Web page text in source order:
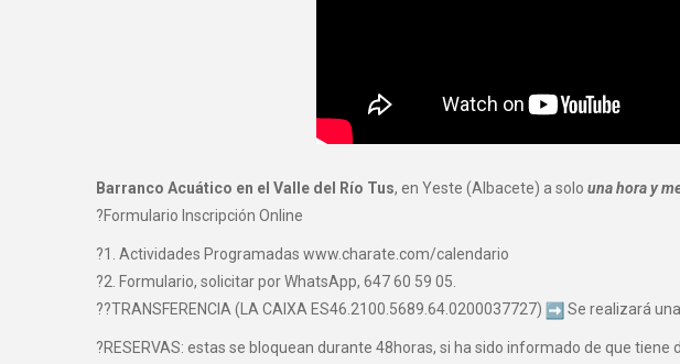
Barranco Acuático en el Valle del Río Tus, en Yeste (Albacete) a solo una hora y
?Formulario Inscripción Online
?1. Actividades Programadas www.charate.com/calendario
?2. Formulario, solicitar por WhatsApp, 647 60 59 05.
??TRANSFERENCIA (LA CAIXA ES46.2100.5689.64.0200037727)
Se realizará
?RESERVAS: estas se bloquean durante 48horas, si ha sido informado de que